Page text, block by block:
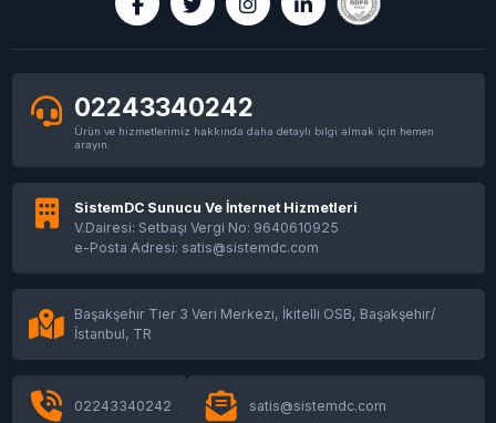
02243340242
Ürün ve hizmetlerimiz hakkında daha detaylı bilgi almak için hemen
arayın.
SistemDC Sunucu Ve İnternet Hizmetleri
V.Dairesi: Setbaşı Vergi No: 9640610925
e-Posta Adresi: satis@sistemdc.com
Başakşehir Tier 3 Veri Merkezi, İkitelli OSB, Başakşehir/
İstanbul, TR
02243340242 satis@sistemdc.com